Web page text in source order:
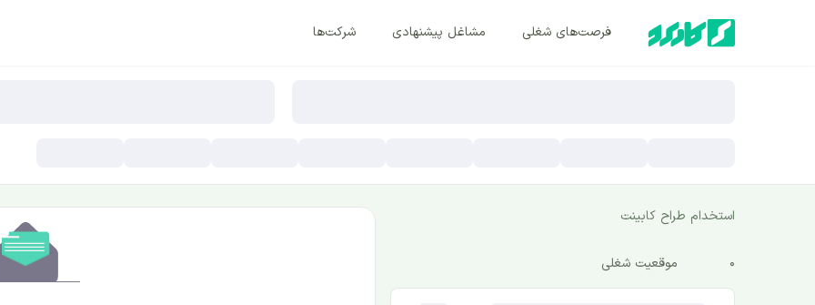
فرصت‌های شغلی مشاغل پیشنهادی شرکت‌ها
استخدام طراح کابینت
0 موقعیت شغلی